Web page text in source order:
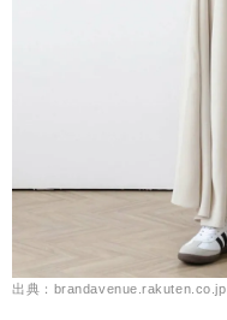
出典：brandavenue.rakuten.co.jp